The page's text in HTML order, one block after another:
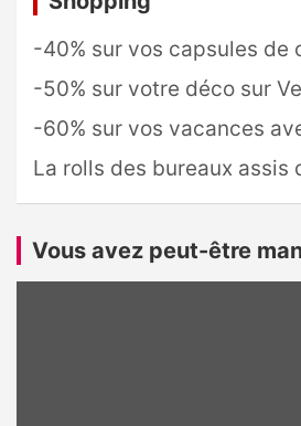
-40% sur vos capsules de
-50% sur votre déco sur
-60% sur vos vacances
La rolls des bureaux assis
Vous avez peut-être